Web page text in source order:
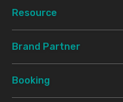
Resource
Brand Partner
Booking